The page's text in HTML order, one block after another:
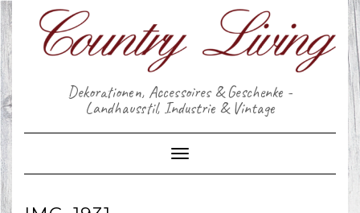
Skip
to
content
Dekorationen, Accessoires & Geschenke -
Landhausstil, Industrie & Vintage
Toggle Navigation